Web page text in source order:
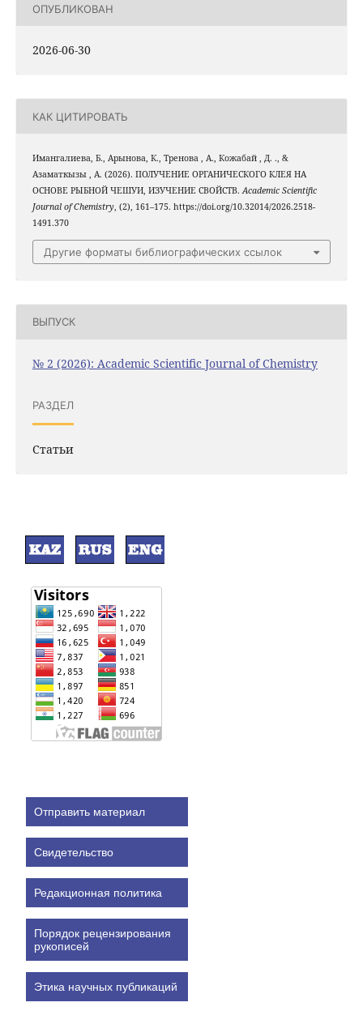
ОПУБЛИКОВАН
2026-06-30
КАК ЦИТИРОВАТЬ
Имангалиева, Б., Арынова, К., Тренова , А., Кожабай , Д. ., &
Азаматкызы , А. (2026). ПОЛУЧЕНИЕ ОРГАНИЧЕСКОГО КЛЕЯ НА
ОСНОВЕ РЫБНОЙ ЧЕШУИ, ИЗУЧЕНИЕ СВОЙСТВ.Academic Scientific
Journal of Chemistry, (2), 161–175. https://doi.org/10.32014/2026.2518-
1491.370
Другие форматы библиографических ссылок
ВЫПУСК
№ 2 (2026): Academic Scientific Journal of Chemistry
РАЗДЕЛ
Статьи
Отправить материал
Свидетельство
Редакционная политика
Порядок рецензирования
рукописей
Этика научных публикаций